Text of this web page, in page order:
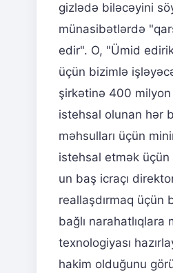
gizlədə biləcəyini
münasibətlərdə
edir". O, "Ümid
üçün bizimlə
şirkətinə 400
istehsal olunan hər
məhsulları üçün
istehsal etmək
un baş icraçı
reallaşdırmaq üçün
bağlı
texnologiyası
hakim olduğunu